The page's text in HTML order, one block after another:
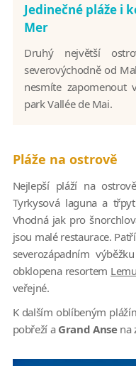
Jedinečné pláže i
Mer
Druhý největší
severovýchodně od
nesmíte zapomenout
park Vallée de Mai.
Pláže na ostrově
Nejlepší pláží na
Tyrkysová laguna a
Vhodná jak pro
jsou malé restaurace.
severozápadním
obklopena resortem
veřejné.
K dalším oblíbeným
pobřeží a Grand Ansena